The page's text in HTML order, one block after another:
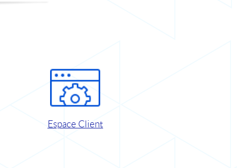
Espace Client